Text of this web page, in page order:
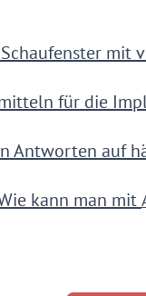
mit
für die
Antworten auf
kann man mit